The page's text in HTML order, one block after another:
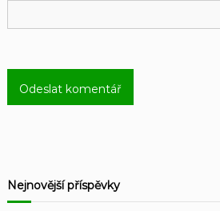
Nejnovější příspěvky